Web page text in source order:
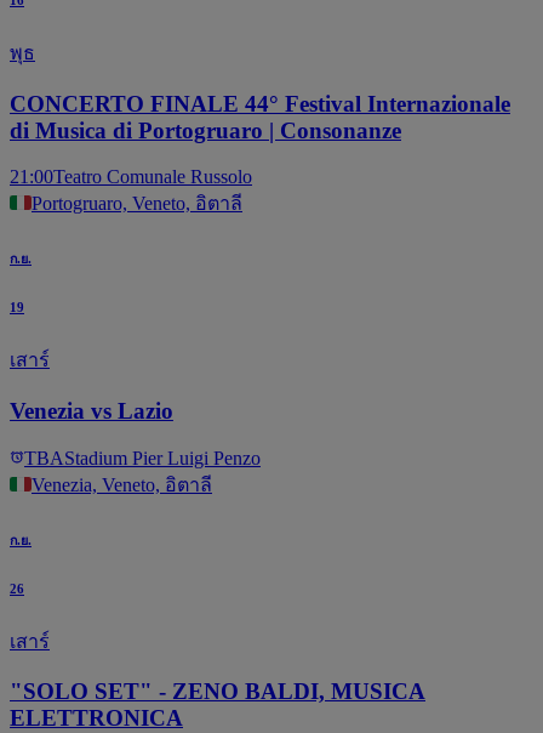
พุธ
CONCERTO FINALE 44° Festival Internazionale
di Musica di Portogruaro | Consonanze
21:00Teatro Comunale Russolo
Portogruaro, Veneto, อิตาลี
ก.ย.
19
เสาร์
Venezia vs Lazio
TBAStadium Pier Luigi Penzo
Venezia, Veneto, อิตาลี
ก.ย.
26
เสาร์
"SOLO SET" - ZENO BALDI, MUSICA
ELETTRONICA